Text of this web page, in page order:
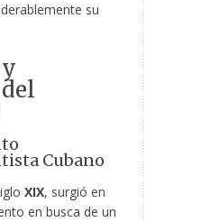
su
Cubano
XIX, surgió en
en busca de un